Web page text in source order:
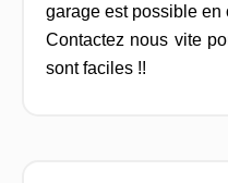
garage est possible en
Contactez nous vite
sont faciles !!